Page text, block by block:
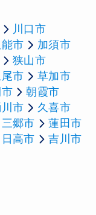
川口市
市
加須市
狭山市
市
草加市
朝霞市
市
久喜市
三郷市
蓮田市
日高市
吉川市